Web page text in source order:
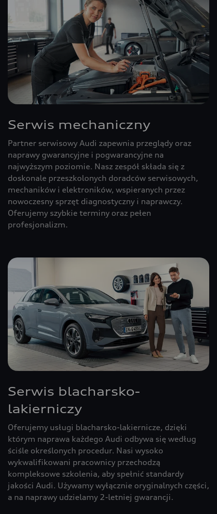
Serwis mechaniczny
Partner serwisowy Audi zapewnia przeglądy oraz
naprawy gwarancyjne i pogwarancyjne na
najwyższym poziomie. Nasz zespół składa się z
doskonale przeszkolonych doradców serwisowych,
mechaników i elektroników, wspieranych przez
nowoczesny sprzęt diagnostyczny i naprawczy.
Oferujemy szybkie terminy oraz pełen
profesjonalizm.
Serwis blacharsko-
lakierniczy
Oferujemy usługi blacharsko-lakiernicze, dzięki
którym naprawa każdego Audi odbywa się według
ściśle określonych procedur. Nasi wysoko
wykwalifikowani pracownicy przechodzą
kompleksowe szkolenia, aby spełnić standardy
jakości Audi. Używamy wyłącznie oryginalnych części,
a na naprawy udzielamy 2-letniej gwarancji.